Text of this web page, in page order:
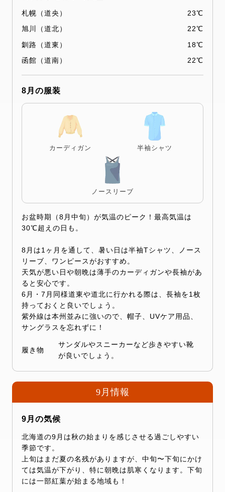
札幌（道央）
23℃
旭川（道北）
22℃
釧路（道東）
18℃
函館（道南）
22℃
8月の服装
カーディガン 半袖シャツ
ノースリーブ
お盆時期（8月中旬）が気温のピーク！最高気温は
30℃超えの日も。
8月は1ヶ月を通して、暑い日は半袖Tシャツ、ノース
リーブ、ワンピースがおすすめ。
天気が悪い日や朝晩は薄手のカーディガンや長袖があ
ると安心です。
6月・7月同様道東や道北に行かれる際は、長袖を1枚
持っておくと良いでしょう。
紫外線は本州並みに強いので、帽子、UVケア用品、
サングラスを忘れずに！
履き物
サンダルやスニーカーなど歩きやすい靴
が良いでしょう。
9月情報
9月の気候
北海道の9月は秋の始まりを感じさせる過ごしやすい
季節です。
上旬はまだ夏の名残がありますが、中旬〜下旬にかけ
ては気温が下がり、特に朝晩は肌寒くなります。下旬
には一部紅葉が始まる地域も！